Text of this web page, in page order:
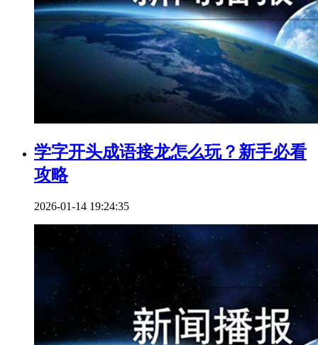
学字开头成语接龙怎么玩？新手必看
攻略
2026-01-14 19:24:35